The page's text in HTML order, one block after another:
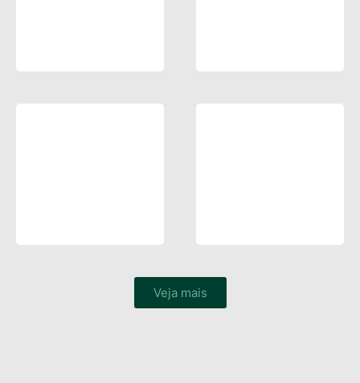
Veja mais